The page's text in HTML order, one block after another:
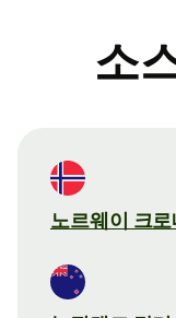
소
노르웨이 크로